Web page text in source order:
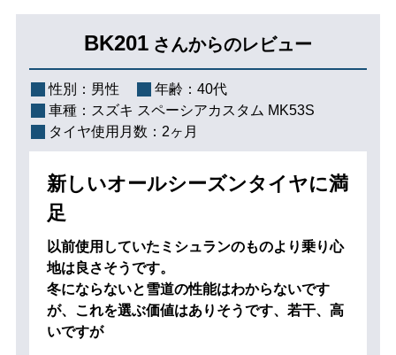
BK201 さんからのレビュー
性別： 男性 年齢： 40代
車種： スズキ スペーシアカスタム MK53S
タイヤ使用月数： 2ヶ月
新しいオールシーズンタイヤに満
足
以前使用していたミシュランのものより乗り心
地は良さそうです。
冬にならないと雪道の性能はわからないです
が、これを選ぶ価値はありそうです、若干、高
いですが